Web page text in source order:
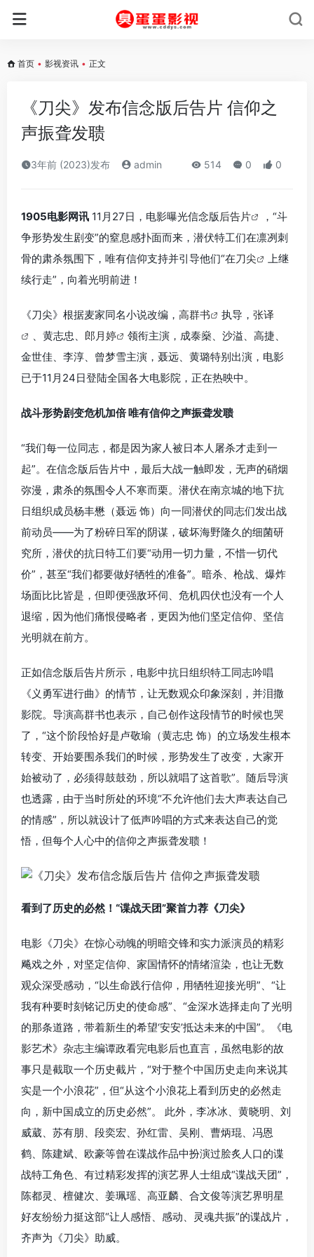
首页 • 影视资讯 • 正文
《刀尖》发布信念版后告片 信仰之
声振聋发聩
3年前 (2023)发布 admin 514 0 0
1905电影网讯 11月27日，电影曝光信念版后告片
，“斗
争形势发生剧变”的窒息感扑面而来，潜伏特工们在凛冽刺
骨的肃杀氛围下，唯有信仰支持并引导他们“在刀尖
上继
续行走”，向着光明前进！
《刀尖》根据麦家同名小说改编， 高群书 执导， 张译
、黄志忠、 郎月婷
领衔主演，成泰燊、沙溢、高捷、
金世佳、李淳、曾梦雪主演，聂远、黄璐特别出演，电影
已于11月24日登陆全国各大电影院，正在热映中。
战斗形势剧变危机加倍 唯有信仰之声振聋发聩
“我们每一位同志，都是因为家人被日本人屠杀才走到一
起”。在信念版后告片中，最后大战一触即发，无声的硝烟
弥漫，肃杀的氛围令人不寒而栗。潜伏在南京城的地下抗
日组织成员杨丰懋（聂远 饰）向一同潜伏的同志们发出战
前动员——为了粉碎日军的阴谋，破坏海野隆久的细菌研
究所，潜伏的抗日特工们要“动用一切力量，不惜一切代
价”，甚至“我们都要做好牺牲的准备”。暗杀、枪战、爆炸
场面比比皆是，但即便强敌环伺、危机四伏也没有一个人
退缩，因为他们痛恨侵略者，更因为他们坚定信仰、坚信
光明就在前方。
正如信念版后告片所示，电影中抗日组织特工同志吟唱
《义勇军进行曲》的情节，让无数观众印象深刻，并泪撒
影院。导演高群书也表示，自己创作这段情节的时候也哭
了，“这个阶段恰好是卢敬瑜（黄志忠 饰）的立场发生根本
转变、开始要围杀我们的时候，形势发生了改变，大家开
始被动了，必须得鼓鼓劲，所以就唱了这首歌”。随后导演
也透露，由于当时所处的环境“不允许他们去大声表达自己
的情感”，所以就设计了低声吟唱的方式来表达自己的觉
悟，但每个人心中的信仰之声振聋发聩！
看到了历史的必然！“谍战天团”聚首力荐《刀尖》
电影《刀尖》在惊心动魄的明暗交锋和实力派演员的精彩
飚戏之外，对坚定信仰、家国情怀的情绪渲染，也让无数
观众深受感动，“以生命践行信仰，用牺牲迎接光明”、“让
我有种要时刻铭记历史的使命感”、“金深水选择走向了光明
的那条道路，带着新生的希望‘安安’抵达未来的中国”。《电
影艺术》杂志主编谭政看完电影后也直言，虽然电影的故
事只是截取一个历史截片，“对于整个中国历史走向来说其
实是一个小浪花”，但“从这个小浪花上看到历史的必然走
向，新中国成立的历史必然”。 此外，李冰冰、黄晓明、刘
威葳、苏有朋、段奕宏、孙红雷、吴刚、曹炳琨、冯恩
鹤、陈建斌、欧豪等曾在谍战作品中扮演过脍炙人口的谍
战特工角色、有过精彩发挥的演艺界人士组成“谍战天团”，
陈都灵、檀健次、姜珮瑶、高亚麟、合文俊等演艺界明星
好友纷纷力挺这部“让人感悟、感动、灵魂共振”的谍战片，
齐声为《刀尖》助威。